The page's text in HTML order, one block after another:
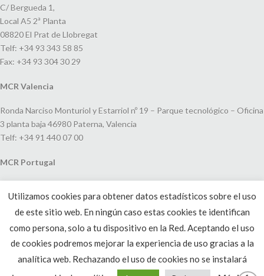
C/ Bergueda 1,
Local A5 2ª Planta
08820 El Prat de Llobregat
Telf: +34 93 343 58 85
Fax: +34 93 304 30 29
MCR Valencia
Ronda Narciso Monturiol y Estarriol nº 19 – Parque tecnológico – Oficina
3 planta baja 46980 Paterna, Valencia
Telf: +34 91 440 07 00
MCR Portugal
João V, 24
1250-091 Lisboa, Portugal
Telf: +351 220 993 033
Utilizamos cookies para obtener datos estadísticos sobre el uso
de este sitio web. En ningún caso estas cookies te identifican
como persona, solo a tu dispositivo en la Red. Aceptando el uso
de cookies podremos mejorar la experiencia de uso gracias a la
analítica web. Rechazando el uso de cookies no se instalará